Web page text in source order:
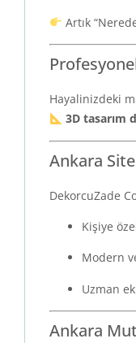
Artık
Hayalinizdeki
3D tasarım
Ankara
DekorcuZade
Kişiye
Modern
Uzman
Ankara